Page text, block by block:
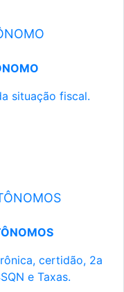
situação fiscal.
certidão, 2a
e Taxas.